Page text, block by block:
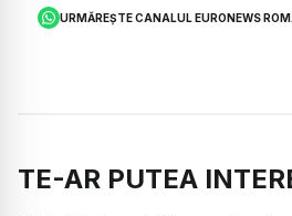
URMĂREȘTE CANALUL EURONEWS
TE-AR PUTEA